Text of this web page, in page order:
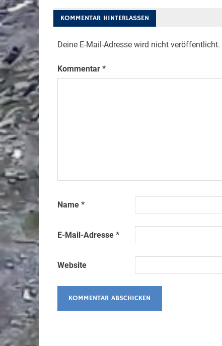
KOMMENTAR HINTERLASSEN
Deine E-Mail-Adresse wird nicht veröffentlicht.
Kommentar *
Name *
E-Mail-Adresse *
Website